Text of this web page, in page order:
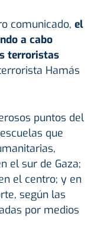
comunicado, el
a cabo
terroristas
Hamás
puntos del
que
el sur de Gaza;
el centro; y en
según las
por medios